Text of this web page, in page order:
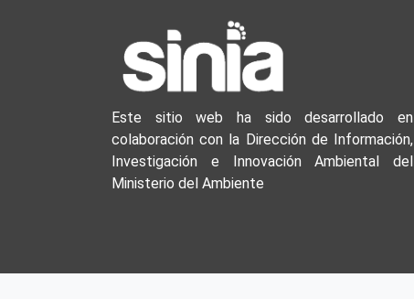
Este sitio web ha sido desarrollado en
colaboración con la Dirección de Información,
Investigación e Innovación Ambiental del
Ministerio del Ambiente